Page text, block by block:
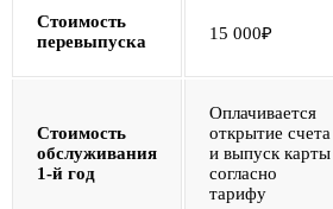
Стоимость
перевыпуска
15 000₽
Стоимость
обслуживания
1-й год
Оплачивается
открытие счета
и выпуск карты
согласно
тарифу